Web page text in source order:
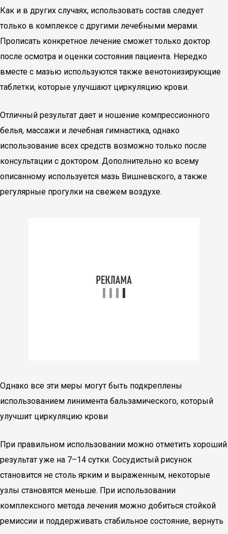
Как и в других случаях, использовать состав следует
только в комплексе с другими лечебными мерами.
Прописать конкретное лечение сможет только доктор
после осмотра и оценки состояния пациента. Нередко
вместе с мазью используются также венотонизирующие
таблетки, которые улучшают циркуляцию крови.
Отличный результат дает и ношение компрессионного
белья, массажи и лечебная гимнастика, однако
использование всех средств возможно только после
консультации с доктором. Дополнительно ко всему
описанному используется мазь Вишневского, а также
регулярные прогулки на свежем воздухе.
Однако все эти меры могут быть подкреплены
использованием линимента бальзамического, который
улучшит циркуляцию крови
При правильном использовании можно отметить хороший
результат уже на 7–14 сутки. Сосудистый рисунок
становится не столь ярким и выраженным, некоторые
узлы становятся меньше. При использовании
комплексного метода лечения можно добиться стойкой
ремиссии и поддерживать стабильное состояние, вернуть